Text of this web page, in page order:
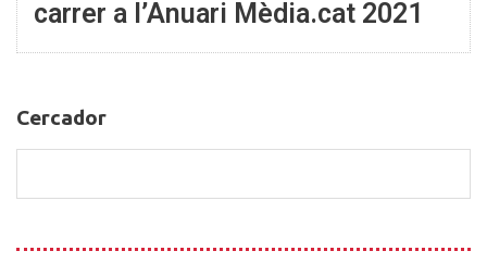
carrer a l’Anuari Mèdia.cat 2021
Cercador
Cercador